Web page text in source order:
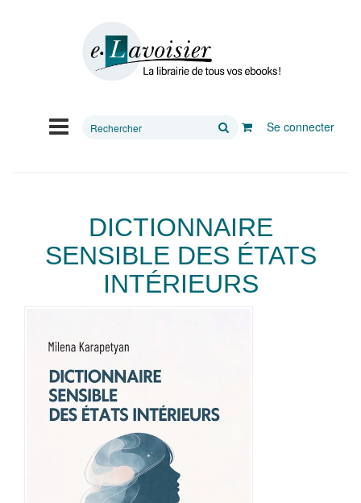
Rechercher
Se connecter
DICTIONNAIRE
SENSIBLE DES ÉTATS
INTÉRIEURS